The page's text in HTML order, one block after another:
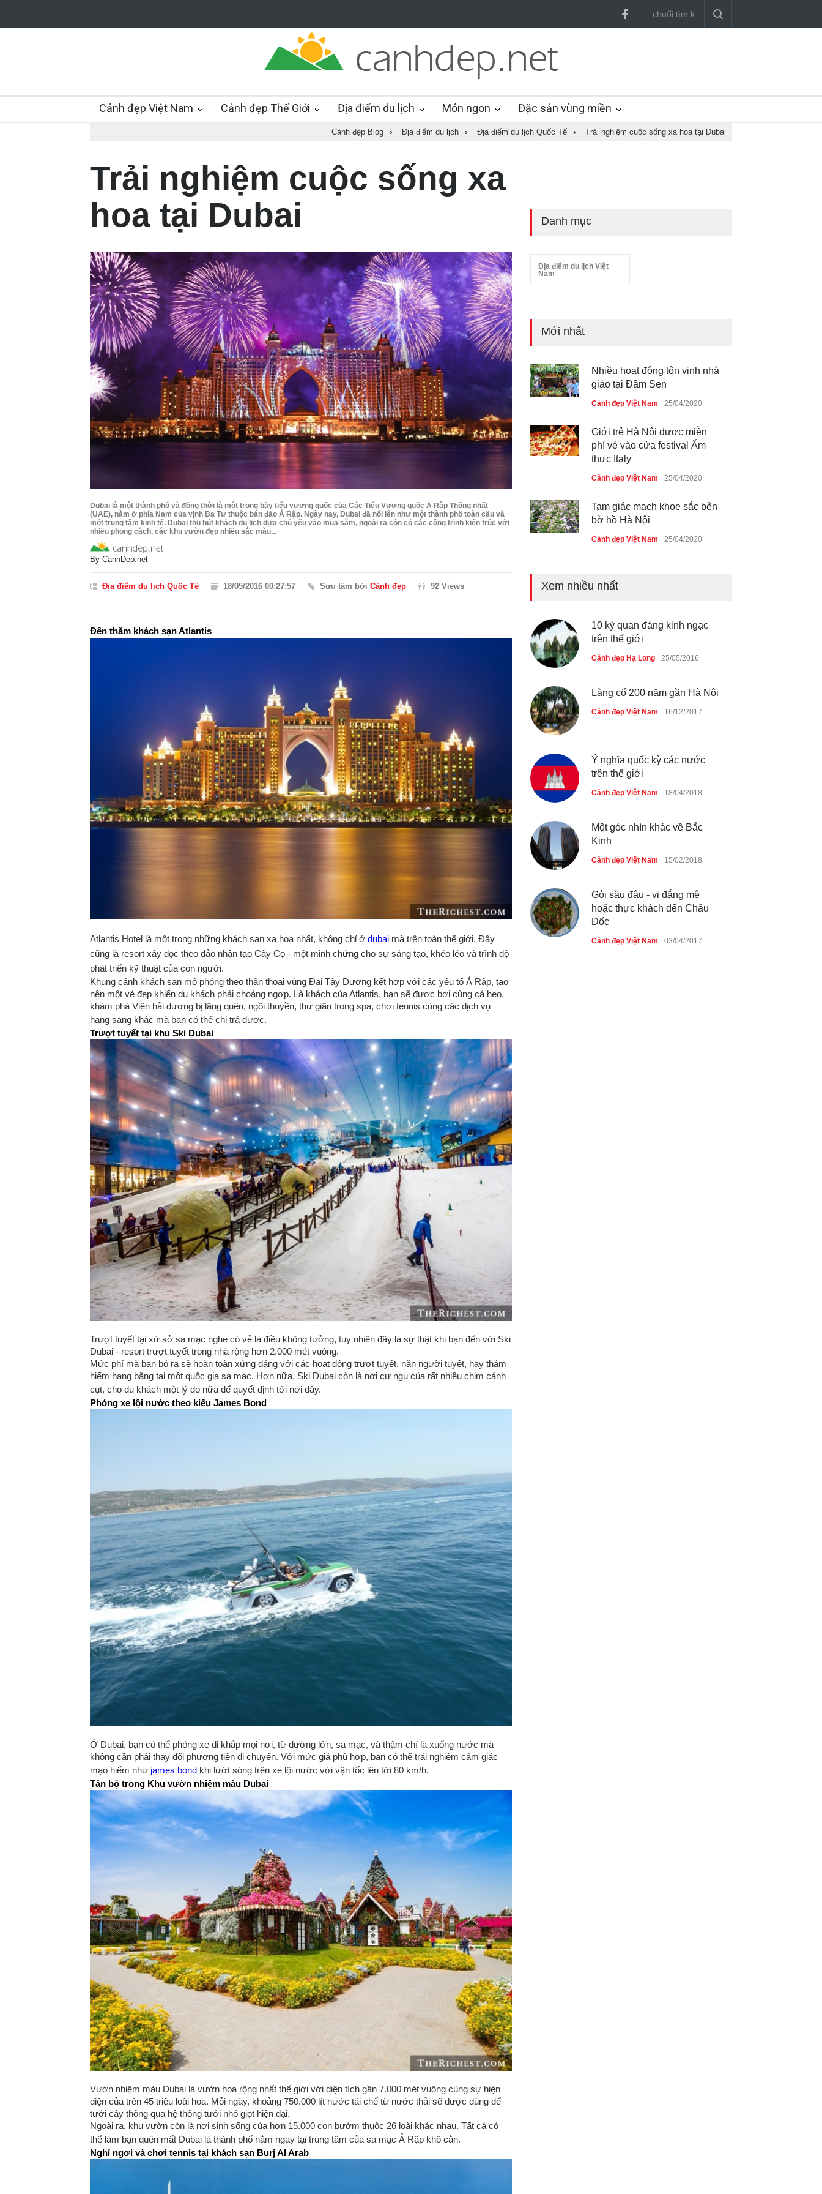
Cảnh đẹp Việt Nam Cảnh đẹp Thế Giới Địa điểm du lịch Món ngon Đặc sản vùng miền
Cảnh đẹp Blog › Địa điểm du lịch › Địa điểm du lịch Quốc Tế › Trải nghiệm cuộc sống xa hoa tại Dubai
Trải nghiệm cuộc sống xa
hoa tại Dubai
Dubai là một thành phố và đồng thời là một trong bảy tiểu vương quốc của Các Tiểu Vương quốc Ả Rập Thống nhất
(UAE), nằm ở phía Nam của vịnh Ba Tư thuộc bán đảo Ả Rập. Ngày nay, Dubai đã nổi lên như một thành phố toàn cầu và
một trung tâm kinh tế. Dubai thu hút khách du lịch dựa chủ yếu vào mua sắm, ngoài ra còn có các công trình kiến trúc với
nhiều phong cách, các khu vườn đẹp nhiều sắc màu...
By CanhDep.net
Địa điểm du lịch Quốc Tế 18/05/2016 00:27:57 Sưu tầm bởi Cảnh đẹp 92 Views
Đến thăm khách sạn Atlantis
Atlantis Hotel là một trong những khách sạn xa hoa nhất, không chỉ ở dubai mà trên toàn thế giới. Đây
cũng là resort xây dọc theo đảo nhân tạo Cây Cọ - một minh chứng cho sự sáng tạo, khéo léo và trình độ
phát triển kỹ thuật của con người.
Khung cảnh khách sạn mô phỏng theo thần thoại vùng Đại Tây Dương kết hợp với các yếu tố Ả Rập, tạo
nên một vẻ đẹp khiến du khách phải choáng ngợp. Là khách của Atlantis, bạn sẽ được bơi cùng cá heo,
khám phá Viện hải dương bị lãng quên, ngồi thuyền, thư giãn trong spa, chơi tennis cùng các dịch vụ
hạng sang khác mà bạn có thể chi trả được.
Trượt tuyết tại khu Ski Dubai
Trượt tuyết tại xứ sở sa mạc nghe có vẻ là điều không tưởng, tuy nhiên đây là sự thật khi bạn đến với Ski
Dubai - resort trượt tuyết trong nhà rộng hơn 2.000 mét vuông.
Mức phí mà bạn bỏ ra sẽ hoàn toàn xứng đáng với các hoạt động trượt tuyết, nặn người tuyết, hay thám
hiểm hang băng tại một quốc gia sa mạc. Hơn nữa, Ski Dubai còn là nơi cư ngụ của rất nhiều chim cánh
cụt, cho du khách một lý do nữa để quyết định tới nơi đây.
Phóng xe lội nước theo kiểu James Bond
Ở Dubai, bạn có thể phóng xe đi khắp mọi nơi, từ đường lớn, sa mạc, và thậm chí là xuống nước mà
không cần phải thay đổi phương tiện di chuyển. Với mức giá phù hợp, bạn có thể trải nghiệm cảm giác
mạo hiểm như james bond khi lướt sóng trên xe lội nước với vận tốc lên tới 80 km/h.
Tản bộ trong Khu vườn nhiệm màu Dubai
Vườn nhiệm màu Dubai là vườn hoa rộng nhất thế giới với diện tích gần 7.000 mét vuông cùng sự hiện
diện của trên 45 triệu loài hoa. Mỗi ngày, khoảng 750.000 lít nước tái chế từ nước thải sẽ được dùng để
tưới cây thông qua hệ thống tưới nhỏ giọt hiện đại.
Ngoài ra, khu vườn còn là nơi sinh sống của hơn 15.000 con bướm thuộc 26 loài khác nhau. Tất cả có
thể làm bạn quên mất Dubai là thành phố nằm ngay tại trung tâm của sa mạc Ả Rập khô cằn.
Nghỉ ngơi và chơi tennis tại khách sạn Burj Al Arab
Danh mục
Địa điểm du lịch Việt
Nam
Mới nhất
Nhiều hoạt động tôn vinh nhà
giáo tại Đầm Sen
Cảnh đẹp Việt Nam 25/04/2020
Giới trẻ Hà Nội được miễn
phí vé vào cửa festival Ẩm
thực Italy
Cảnh đẹp Việt Nam 25/04/2020
Tam giác mạch khoe sắc bên
bờ hồ Hà Nội
Cảnh đẹp Việt Nam 25/04/2020
du lịch quốc gia
Những món ăn đồng quê dân
dã ở Sài Gòn
Cảnh đẹp Việt Nam 25/04/2020
Xem nhiều nhất
10 kỳ quan đáng kinh ngạc
trên thế giới
Cảnh đẹp Hạ Long 25/05/2016
Làng cổ 200 năm gần Hà Nội
Cảnh đẹp Việt Nam 16/12/2017
Ý nghĩa quốc kỳ các nước
trên thế giới
Cảnh đẹp Việt Nam 18/04/2018
Một góc nhìn khác về Bắc
Kinh
Cảnh đẹp Việt Nam 15/02/2018
Gỏi sầu đâu - vị đắng mê
hoặc thực khách đến Châu
Đốc
Cảnh đẹp Việt Nam 03/04/2017